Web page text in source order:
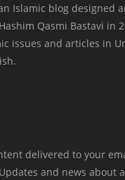
Islamic blog designed
Qasmi Bastavi in
issues and articles in
delivered to your
and news about